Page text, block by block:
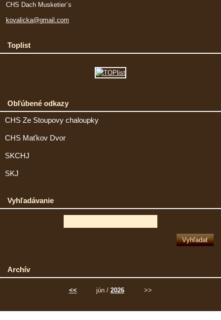
CHS Dach Musketier´s
kovalicka@gmail.com
Toplist
Obľúbené odkazy
CHS Ze Stoupovy chaloupky
CHS Maťkov Dvor
SKCHJ
SKJ
Vyhľadávanie
Archív
<< jún / 2026 >>